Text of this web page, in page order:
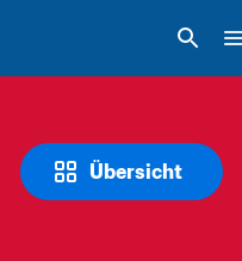
Übersicht